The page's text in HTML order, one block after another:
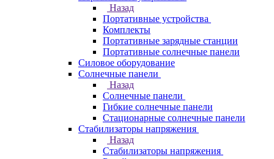
Назад
Портативные устройства
Комплекты
Портативные зарядные станции
Портативные солнечные панели
Силовое оборудование
Солнечные панели
Назад
Солнечные панели
Гибкие солнечные панели
Стационарные солнечные панели
Стабилизаторы напряжения
Назад
Стабилизаторы напряжения